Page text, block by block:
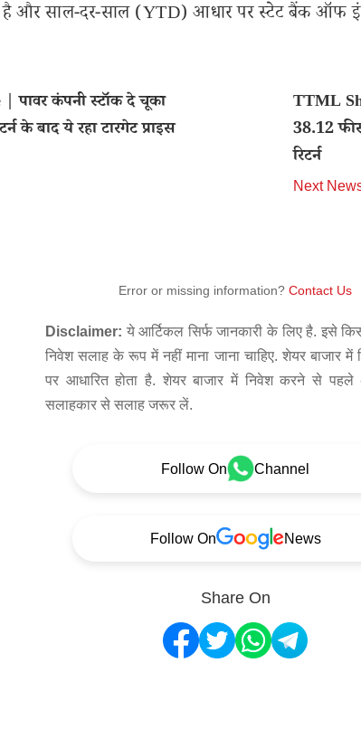
है और साल-दर-साल (YTD) आधार पर स्टेट बैंक ऑफ
पावर कंपनी स्टॉक दे चूका
के बाद ये रहा टारगेट प्राइस
TTML
38.12
रिटर्न
Next
Error or missing information? Contact Us
Disclaimer: ये आर्टिकल सिर्फ जानकारी के लिए है. इसे
निवेश सलाह के रूप में नहीं माना जाना चाहिए. शेयर बाजार में
पर आधारित होता है. शेयर बाजार में निवेश करने से पहले
सलाहकार से सलाह जरूर लें.
Follow On Channel
Follow On News
Share On